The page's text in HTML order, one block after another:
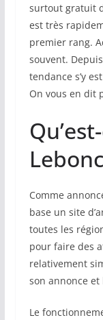
surtout gratuit
est très
premier rang.
souvent.
tendance s’y
On vous en dit
Comme
base un site
toutes les
pour faire des
relativement
son annonce
Le